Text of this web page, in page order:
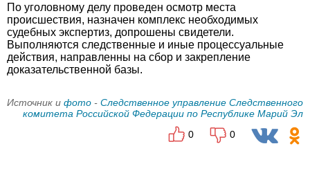
По уголовному делу проведен осмотр места
происшествия, назначен комплекс необходимых
судебных экспертиз, допрошены свидетели.
Выполняются следственные и иные процессуальные
действия, направленны на сбор и закрепление
доказательственной базы.
Источник и фото - Следственное управление Следственного
комитета Российской Федерации по Республике Марий Эл
0
0